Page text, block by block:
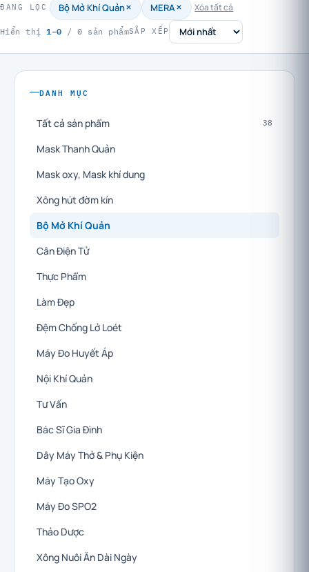
ĐANG LỌC Bộ Mở Khí Quản MERA Xóa tất cả
Hiển thị1–0 / 0 sản phẩmSẮP XẾP
DANH MỤC
Tất cả sản phẩm 38
Mask Thanh Quản
Mask oxy, Mask khí dung
Xông hút đờm kín
Bộ Mở Khí Quản
Cân Điện Tử
Thực Phẩm
Làm Đẹp
Đệm Chống Lở Loét
Máy Đo Huyết Áp
Nội Khí Quản
Tư Vấn
Bác Sĩ Gia Đình
Dây Máy Thở & Phụ Kiện
Máy Tạo Oxy
Máy Đo SPO2
Thảo Dược
Xông Nuôi Ăn Dài Ngày